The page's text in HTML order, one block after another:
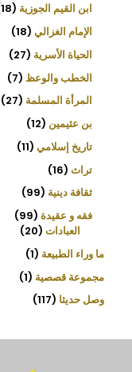
ابن القيم الجوزية 18
الإمام الغزالي 18
الحياة الأسرية 27
الخطب والوعظ 7
المرأة المسلمة 27
بن عثيمين 12
تاريخ إسلامي 11
تراث 16
ثقافة دينية 99
فقه و عقيدة 99
العبادات 20
ما وراء الطبيعة 1
مجموعة قصصية 1
وصل حديثا 117